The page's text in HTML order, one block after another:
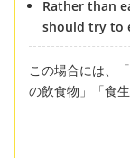
Rather than
should try to
この場合には、
の飲食物」「食